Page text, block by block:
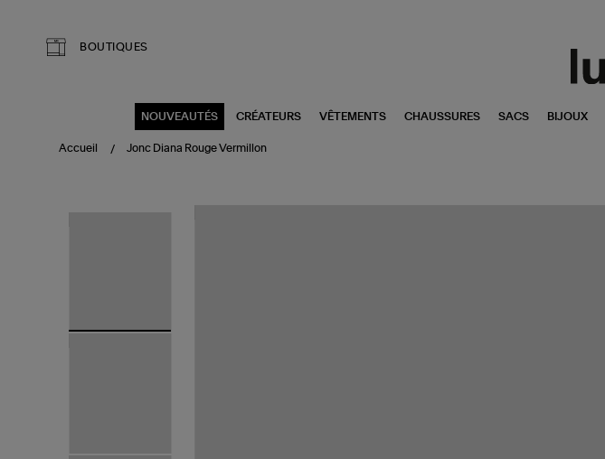
BOUTIQUES
NOUVEAUTÉS CRÉATEURS VÊTEMENTS CHAUSSURES SACS BIJOUX
Accueil Jonc Diana Rouge Vermillon